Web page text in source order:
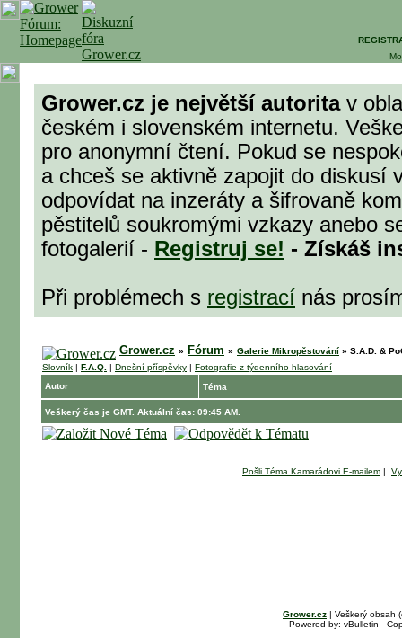
Grower.cz je největší autoritav
českém i slovenském internetu.
pro anonymní čtení. Pokud se
a chceš se aktivně zapojit do diskusí
odpovídat na inzeráty a šifrovaně
pěstitelů soukromými vzkazy anebo
fotogalerií - Registruj se! - Získáš
Při problémech s registrací nás
Grower.cz » Fórum » Galerie Mikropěstování » S.A.D. &
Slovník | F.A.Q. | Dnešní příspěvky | Fotografie z týdenního hlasování
Autor
Téma
Veškerý čas je GMT. Aktuální čas: 09:45 AM.
Pošli Téma Kamarádovi E-mailem |
Grower.cz | Veškerý obsah
Powered by: vBulletin -